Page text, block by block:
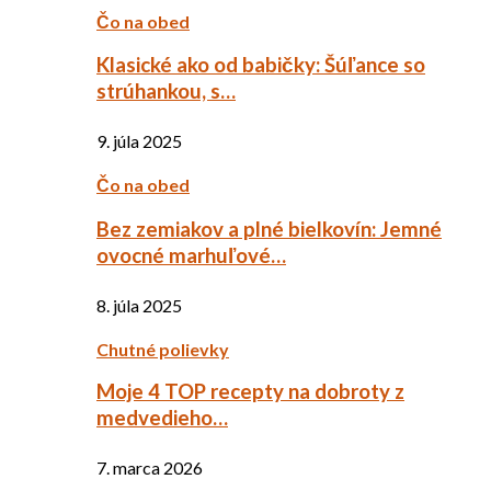
Čo na obed
Klasické ako od babičky: Šúľance so
strúhankou, s…
9. júla 2025
Čo na obed
Bez zemiakov a plné bielkovín: Jemné
ovocné marhuľové…
8. júla 2025
Chutné polievky
Moje 4 TOP recepty na dobroty z
medvedieho…
7. marca 2026